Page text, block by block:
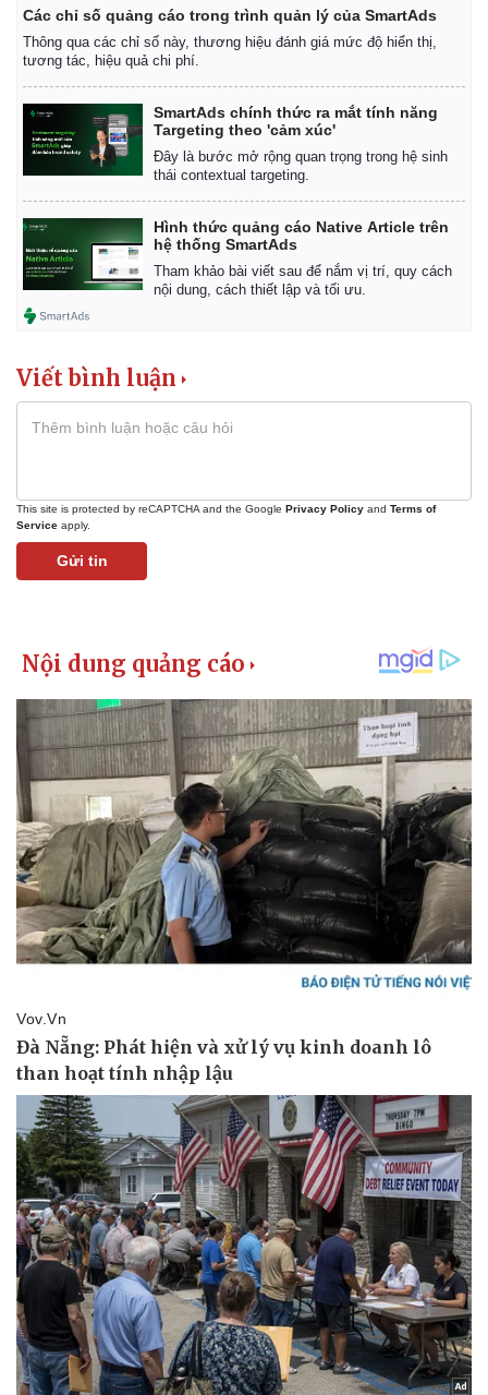
Pháp luật
Tư vấn luật
Quân sự - Quốc phòng
Vũ khí
Các chỉ số quảng cáo trong trình quản lý của SmartAds
Thông qua các chỉ số này, thương hiệu đánh giá mức độ hiển thị,
tương tác, hiệu quả chi phí.
SmartAds chính thức ra mắt tính năng
Targeting theo 'cảm xúc'
Đây là bước mở rộng quan trọng trong hệ sinh
thái contextual targeting.
Hình thức quảng cáo Native Article trên
hệ thống SmartAds
Tham khảo bài viết sau để nắm vị trí, quy cách
nội dung, cách thiết lập và tối ưu.
Viết bình luận
This site is protected by reCAPTCHA and the Google Privacy Policy and Terms of
Service apply.
Gửi tin